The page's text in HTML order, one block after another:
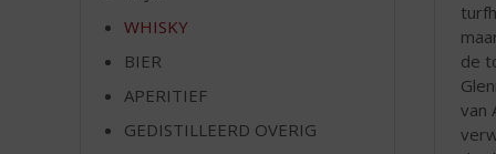
de
van
WHISKY
BIER
APERITIEF
GEDISTILLEERD OVERIG